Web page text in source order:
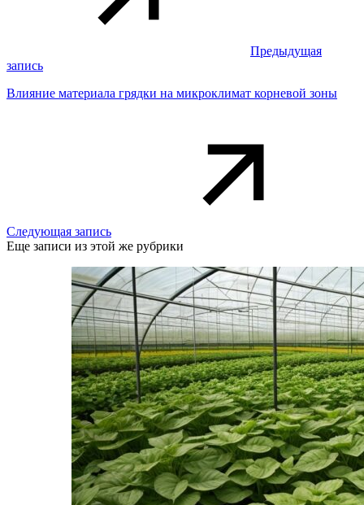
Предыдущая
запись
Влияние материала грядки на микроклимат корневой зоны
Следующая запись
Еще записи из этой же рубрики